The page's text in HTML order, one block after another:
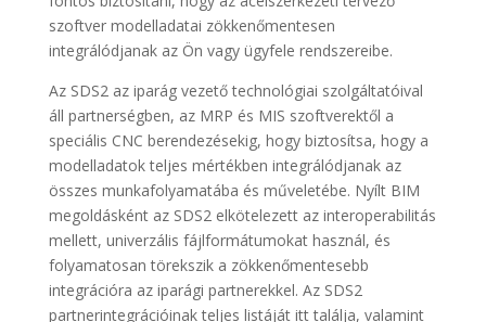
szoftver modelladatai zökkenőmentesen
integrálódjanak az Ön vagy ügyfele rendszereibe.
Az SDS2 az iparág vezető technológiai szolgáltatóival
áll partnerségben, az MRP és MIS szoftverektől a
speciális CNC berendezésekig, hogy biztosítsa, hogy a
modelladatok teljes mértékben integrálódjanak az
összes munkafolyamatába és műveletébe. Nyílt BIM
megoldásként az SDS2 elkötelezett az interoperabilitás
mellett, univerzális fájlformátumokat használ, és
folyamatosan törekszik a zökkenőmentesebb
integrációra az iparági partnerekkel. Az SDS2
partnerintegrációinak teljes listáját itt találja, valamint